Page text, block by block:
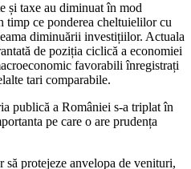
și taxe au diminuat în mod
timp ce ponderea cheltuielilor cu
diminuării investițiilor. Actuala
de poziția ciclică a economiei
favorabili înregistrați
tari comparabile.
publică a României s-a triplat în
pe care o are prudența
protejeze anvelopa de venituri,